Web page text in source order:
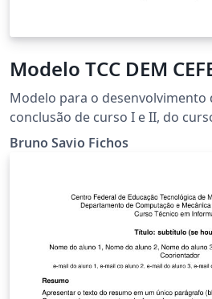
Modelo TCC DEM
Modelo para o
conclusão de curso I e II, do
Engenharia Mecânica do Centro
Entre em contato com o DEM ou
linkedIn: https://
Aproveite, e bons trabalhos
Bruno Savio Fichos